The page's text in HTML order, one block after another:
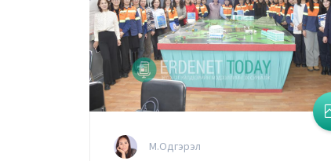
М.Одгэрэл